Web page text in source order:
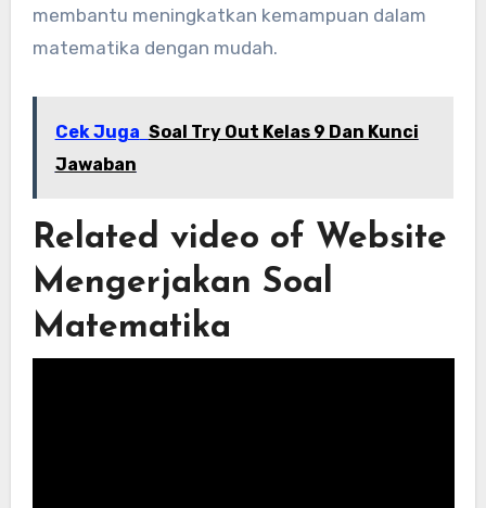
membantu meningkatkan kemampuan dalam
matematika dengan mudah.
Cek Juga Soal Try Out Kelas 9 Dan Kunci
Jawaban
Related video of Website
Mengerjakan Soal
Matematika